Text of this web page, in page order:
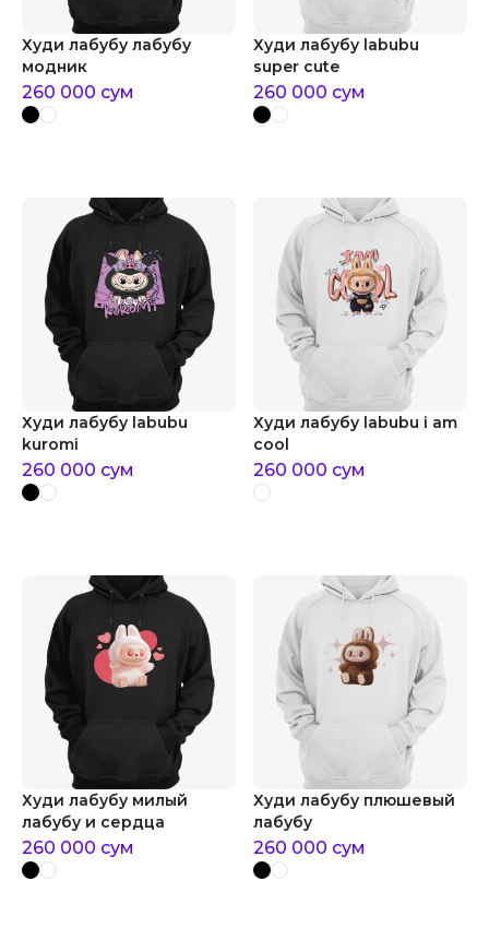
Худи лабубу лабубу
модник
260 000 сум
Худи лабубу labubu
super cute
260 000 сум
Худи лабубу labubu
kuromi
260 000 сум
Худи лабубу labubu i am
cool
260 000 сум
Худи лабубу милый
лабубу и сердца
260 000 сум
Худи лабубу плюшевый
лабубу
260 000 сум